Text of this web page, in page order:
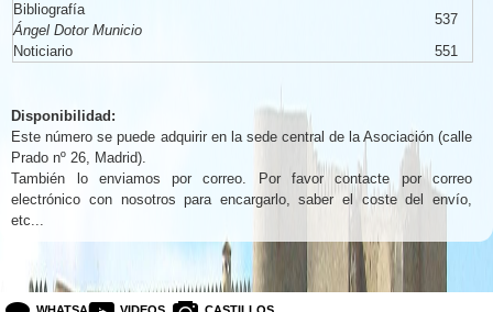
Bibliografía
Ángel Dotor Municio
537
Noticiario
551
Disponibilidad:
Este número se puede adquirir en la sede central de la Asociación (calle
Prado nº 26, Madrid).
También lo enviamos por correo. Por favor contacte por correo
electrónico con nosotros para encargarlo, saber el coste del envío,
etc...
WHATSAPP VIDEOS CASTILLOS